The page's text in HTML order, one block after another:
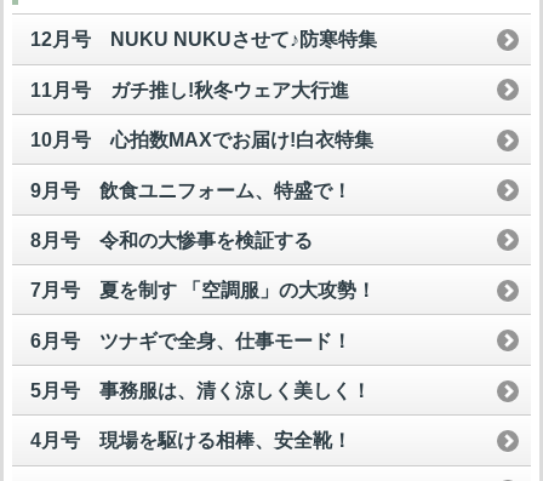
12月号 NUKU NUKUさせて♪防寒特集
11月号 ガチ推し!秋冬ウェア大行進
10月号 心拍数MAXでお届け!白衣特集
9月号 飲食ユニフォーム、特盛で！
8月号 令和の大惨事を検証する
7月号 夏を制す 「空調服」の大攻勢！
6月号 ツナギで全身、仕事モード！
5月号 事務服は、清く涼しく美しく！
4月号 現場を駆ける相棒、安全靴！